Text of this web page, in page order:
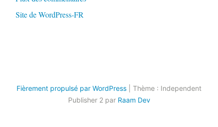
Site de WordPress-FR
Fièrement propulsé par WordPress
Thème : Independent
Publisher 2 par Raam Dev